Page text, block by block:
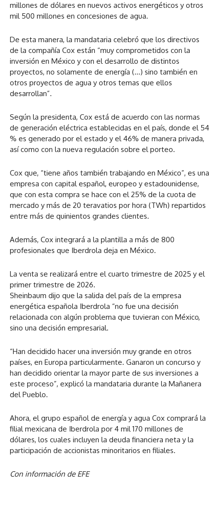
millones de dólares en nuevos activos energéticos y otros
mil 500 millones en concesiones de agua.
De esta manera, la mandataria celebró que los directivos
de la compañía Cox están “muy comprometidos con la
inversión en México y con el desarrollo de distintos
proyectos, no solamente de energía (…) sino también en
otros proyectos de agua y otros temas que ellos
desarrollan”.
Según la presidenta, Cox está de acuerdo con las normas
de generación eléctrica establecidas en el país, donde el 54
% es generado por el estado y el 46% de manera privada,
así como con la nueva regulación sobre el porteo.
Cox que, “tiene años también trabajando en México”, es una
empresa con capital español, europeo y estadounidense,
que con esta compra se hace con el 25% de la cuota de
mercado y más de 20 teravatios por hora (TWh) repartidos
entre más de quinientos grandes clientes.
Además, Cox integrará a la plantilla a más de 800
profesionales que Iberdrola deja en México.
La venta se realizará entre el cuarto trimestre de 2025 y el
primer trimestre de 2026.
Sheinbaum dijo que la salida del país de la empresa
energética española Iberdrola “no fue una decisión
relacionada con algún problema que tuvieran con México,
sino una decisión empresarial.
“Han decidido hacer una inversión muy grande en otros
países, en Europa particularmente. Ganaron un concurso y
han decidido orientar la mayor parte de sus inversiones a
este proceso”, explicó la mandataria durante la Mañanera
del Pueblo.
Ahora, el grupo español de energía y agua Cox comprará la
filial mexicana de Iberdrola por 4 mil 170 millones de
dólares, los cuales incluyen la deuda financiera neta y la
participación de accionistas minoritarios en filiales.
Con información de EFE